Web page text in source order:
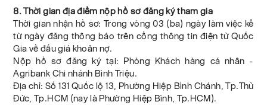
8. Thời gian địa điểm nộp hồ sơ đăng ký tham gia
Thời gian nhận hồ sơ: Trong vòng 03 (ba) ngày làm việc kể
từ ngày đăng thông báo trên cổng thông tin điện tử Quốc
Gia về đấu giá khoản nợ.
Nộp hồ sơ đăng ký tại: Phòng Khách hàng cá nhân -
Agribank Chi nhánh Bình Triệu.
Địa chỉ: Số 131 Quốc lộ 13, Phường Hiệp Bình Chánh, Tp.Thủ
Đức, Tp.HCM (nay là Phường Hiệp Bình, Tp.HCM).